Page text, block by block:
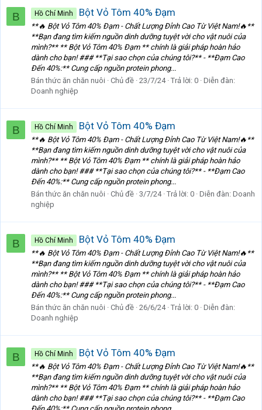
B Hồ Chí Minh Bột Vỏ Tôm 40% Đạm
**🔥 Bột Vỏ Tôm 40% Đạm - Chất Lượng Đỉnh Cao Từ Việt Nam!🔥**
**Bạn đang tìm kiếm nguồn dinh dưỡng tuyệt vời cho vật nuôi của
mình?** ** Bột Vỏ Tôm 40% Đạm ** chính là giải pháp hoàn hảo
dành cho bạn! ### **Tại sao chọn của chúng tôi?** - **Đạm Cao
Đến 40%:** Cung cấp nguồn protein phong...
Bán thức ăn chăn nuôi
Chủ đề 23/7/24 Trả lời: 0 Diễn đàn:
Doanh nghiệp
B Hồ Chí Minh Bột Vỏ Tôm 40% Đạm
**🔥 Bột Vỏ Tôm 40% Đạm - Chất Lượng Đỉnh Cao Từ Việt Nam!🔥**
**Bạn đang tìm kiếm nguồn dinh dưỡng tuyệt vời cho vật nuôi của
mình?** ** Bột Vỏ Tôm 40% Đạm ** chính là giải pháp hoàn hảo
dành cho bạn! ### **Tại sao chọn của chúng tôi?** - **Đạm Cao
Đến 40%:** Cung cấp nguồn protein phong...
Bán thức ăn chăn nuôi
Chủ đề 3/7/24 Trả lời: 0 Diễn đàn: Doanh
nghiệp
B Hồ Chí Minh Bột Vỏ Tôm 40% Đạm
**🔥 Bột Vỏ Tôm 40% Đạm - Chất Lượng Đỉnh Cao Từ Việt Nam!🔥**
**Bạn đang tìm kiếm nguồn dinh dưỡng tuyệt vời cho vật nuôi của
mình?** ** Bột Vỏ Tôm 40% Đạm ** chính là giải pháp hoàn hảo
dành cho bạn! ### **Tại sao chọn của chúng tôi?** - **Đạm Cao
Đến 40%:** Cung cấp nguồn protein phong...
Bán thức ăn chăn nuôi
Chủ đề 26/6/24 Trả lời: 0 Diễn đàn:
Doanh nghiệp
B Hồ Chí Minh Bột Vỏ Tôm 40% Đạm
**🔥 Bột Vỏ Tôm 40% Đạm - Chất Lượng Đỉnh Cao Từ Việt Nam!🔥**
**Bạn đang tìm kiếm nguồn dinh dưỡng tuyệt vời cho vật nuôi của
mình?** ** Bột Vỏ Tôm 40% Đạm ** chính là giải pháp hoàn hảo
dành cho bạn! ### **Tại sao chọn của chúng tôi?** - **Đạm Cao